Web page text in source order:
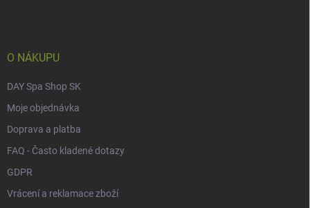
O NÁKUPU
DAY Spa Shop SK
Moje objednávka
Doprava a platba
FAQ - Často kladené dotazy
GDPR
Vrácení a reklamace zboží